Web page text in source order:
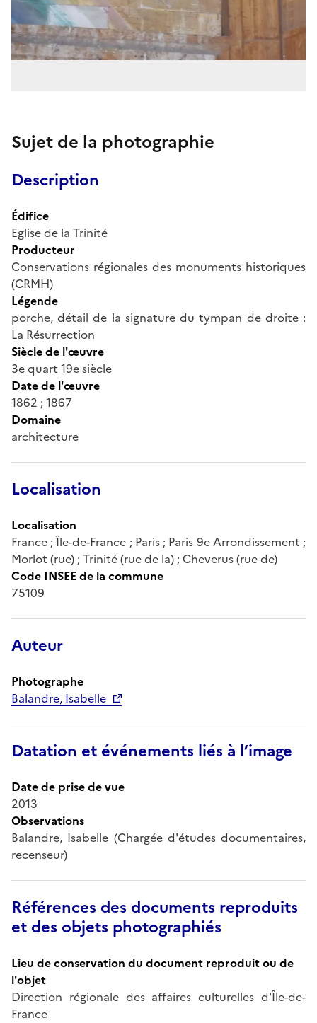
Sujet de la photographie
Description
Édifice
Eglise de la Trinité
Producteur
Conservations régionales des monuments historiques
(CRMH)
Légende
porche, détail de la signature du tympan de droite :
La Résurrection
Siècle de l'œuvre
3e quart 19e siècle
Date de l'œuvre
1862 ; 1867
Domaine
architecture
Localisation
Localisation
France ; Île-de-France ; Paris ; Paris 9e Arrondissement ;
Morlot (rue) ; Trinité (rue de la) ; Cheverus (rue de)
Code INSEE de la commune
75109
Auteur
Photographe
Balandre, Isabelle
Datation et événements liés à l’image
Date de prise de vue
2013
Observations
Balandre, Isabelle (Chargée d'études documentaires,
recenseur)
Références des documents reproduits
et des objets photographiés
Lieu de conservation du document reproduit ou de
l'objet
Direction régionale des affaires culturelles d'Île-de-
France